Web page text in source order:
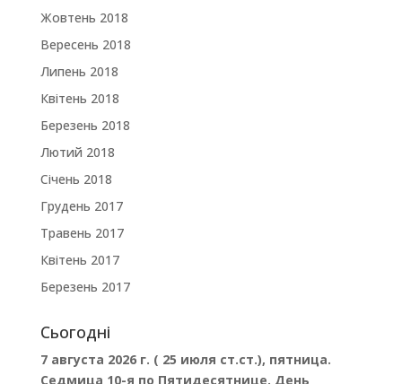
Жовтень 2018
Вересень 2018
Липень 2018
Квітень 2018
Березень 2018
Лютий 2018
Січень 2018
Грудень 2017
Травень 2017
Квітень 2017
Березень 2017
Сьогодні
7 августа 2026 г. ( 25 июля ст.ст.), пятница.
Седмица 10-я по Пятидесятнице. День